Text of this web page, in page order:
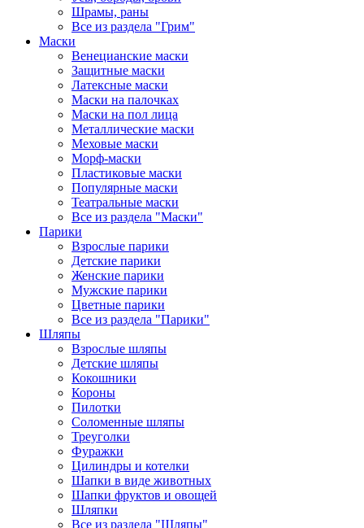
Шрамы, раны
Все из раздела "Грим"
Маски
Венецианские маски
Защитные маски
Латексные маски
Маски на палочках
Маски на пол лица
Металлические маски
Меховые маски
Морф-маски
Пластиковые маски
Популярные маски
Театральные маски
Все из раздела "Маски"
Парики
Взрослые парики
Детские парики
Женские парики
Мужские парики
Цветные парики
Все из раздела "Парики"
Шляпы
Взрослые шляпы
Детские шляпы
Кокошники
Короны
Пилотки
Соломенные шляпы
Треуголки
Фуражки
Цилиндры и котелки
Шапки в виде животных
Шапки фруктов и овощей
Шляпки
Все из раздела "Шляпы"